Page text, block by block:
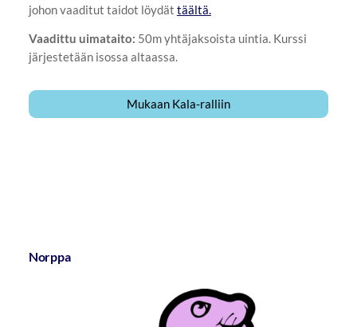
johon vaaditut taidot löydät täältä.
Vaadittu uimataito: 50m yhtäjaksoista uintia. Kurssi
järjestetään isossa altaassa.
Mukaan Kala-ralliin
Norppa